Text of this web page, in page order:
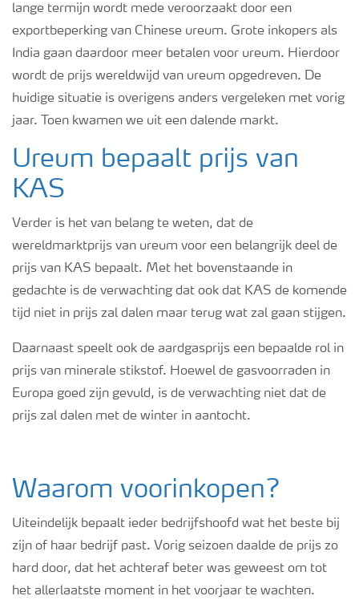
lange termijn wordt mede veroorzaakt door een
exportbeperking van Chinese ureum. Grote inkopers als
India gaan daardoor meer betalen voor ureum. Hierdoor
wordt de prijs wereldwijd van ureum opgedreven. De
huidige situatie is overigens anders vergeleken met vorig
jaar. Toen kwamen we uit een dalende markt.
Ureum bepaalt prijs van
KAS
Verder is het van belang te weten, dat de
wereldmarktprijs van ureum voor een belangrijk deel de
prijs van KAS bepaalt. Met het bovenstaande in
gedachte is de verwachting dat ook dat KAS de komende
tijd niet in prijs zal dalen maar terug wat zal gaan stijgen.
Daarnaast speelt ook de aardgasprijs een bepaalde rol in
prijs van minerale stikstof. Hoewel de gasvoorraden in
Europa goed zijn gevuld, is de verwachting niet dat de
prijs zal dalen met de winter in aantocht.
Waarom voorinkopen?
Uiteindelijk bepaalt ieder bedrijfshoofd wat het beste bij
zijn of haar bedrijf past. Vorig seizoen daalde de prijs zo
hard door, dat het achteraf beter was geweest om tot
het allerlaatste moment in het voorjaar te wachten.